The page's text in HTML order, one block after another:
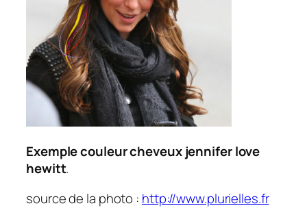
Exemple couleur cheveux jennifer love
hewitt.
source de la photo : http://www.plurielles.fr